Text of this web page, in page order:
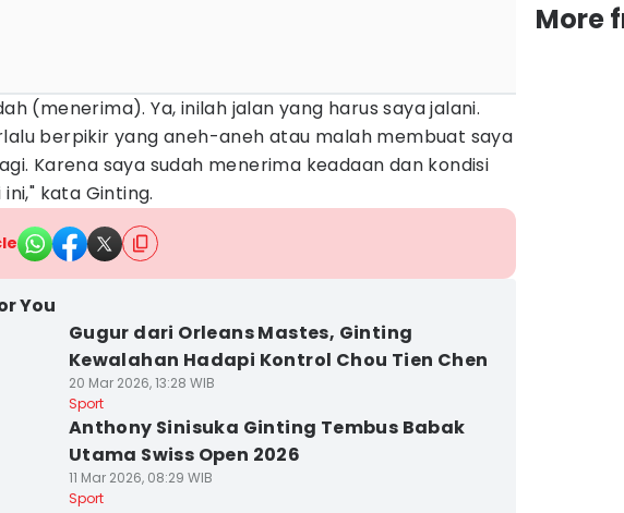
(menerima). Ya, inilah jalan yang harus saya jalani.
berpikir yang aneh-aneh atau malah membuat saya
Karena saya sudah menerima keadaan dan kondisi
kata Ginting.
You
Gugur dari Orleans Mastes, Ginting
Kewalahan Hadapi Kontrol Chou Tien Chen
20 Mar 2026, 13:28 WIB
Sport
Anthony Sinisuka Ginting Tembus Babak
Utama Swiss Open 2026
11 Mar 2026, 08:29 WIB
Sport
More